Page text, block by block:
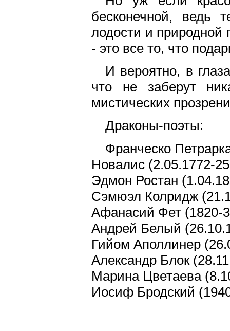
бесконечной, ведь
лодости и природной
- это все то, что
И вероятно, в
что не заберут
мистических
Драконы-поэты:
Франческо
Новалис (2.05.1772-
Эдмон Ростан
Сэмюэл Колридж
Афанасий Фет (1820-
Андрей Белый
Гийом Аполлинер
Александр Блок
Марина Цветаева
Иосиф Бродский